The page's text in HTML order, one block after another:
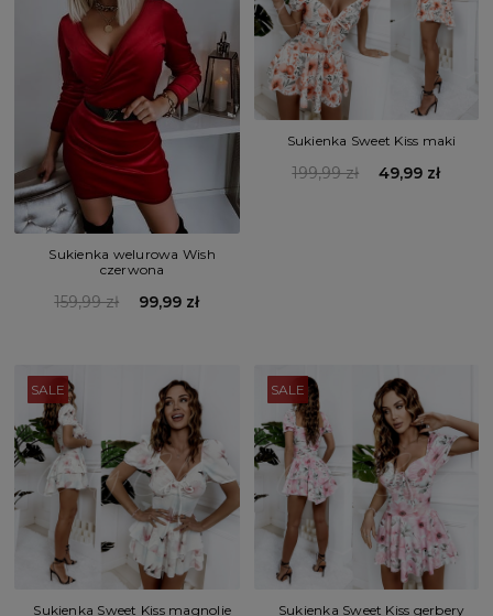
Sukienka welurowa Wish
czerwona
159,99 zł 99,99 zł
Sukienka Sweet Kiss maki
199,99 zł 49,99 zł
SALE
Sukienka Sweet Kiss magnolie
SALE
Sukienka Sweet Kiss gerbery